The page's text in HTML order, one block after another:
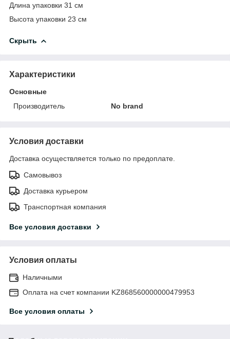
Длина упаковки 31 см
Высота упаковки 23 см
Скрыть
Характеристики
Основные
Производитель
No brand
Условия доставки
Доставка осуществляется только по предоплате.
Самовывоз
Доставка курьером
Транспортная компания
Все условия доставки
Условия оплаты
Наличными
Оплата на счет компании KZ868560000000479953
Все условия оплаты